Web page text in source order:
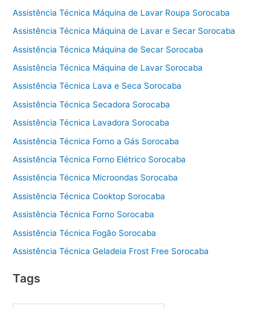
Assistência Técnica Máquina de Lavar Roupa Sorocaba
Assistência Técnica Máquina de Lavar e Secar Sorocaba
Assistência Técnica Máquina de Secar Sorocaba
Assistência Técnica Máquina de Lavar Sorocaba
Assistência Técnica Lava e Seca Sorocaba
Assistência Técnica Secadora Sorocaba
Assistência Técnica Lavadora Sorocaba
Assistência Técnica Forno a Gás Sorocaba
Assistência Técnica Forno Elétrico Sorocaba
Assistência Técnica Microondas Sorocaba
Assistência Técnica Cooktop Sorocaba
Assistência Técnica Forno Sorocaba
Assistência Técnica Fogão Sorocaba
Assistência Técnica Geladeia Frost Free Sorocaba
Tags